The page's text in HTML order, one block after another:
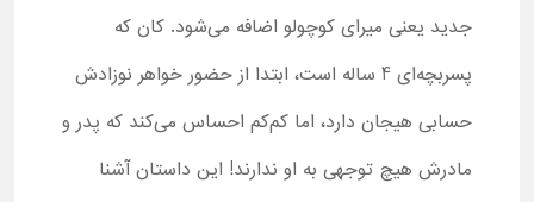
جدید یعنی میرای کوچولو اضافه می‌شود. کان که
پسربچه‌ای 4 ساله است، ابتدا از حضور خواهر نوزادش
حسابی هیجان دارد، اما کم‌کم احساس می‌کند که پدر و
مادرش هیچ توجهی به او ندارند! این داستان آشنا